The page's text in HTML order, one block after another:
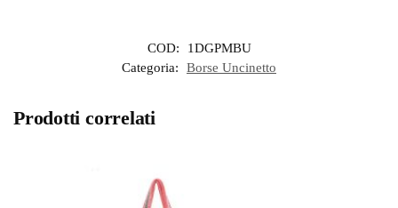
COD:
1DGPMBU
Categoria:
Borse Uncinetto
Prodotti correlati